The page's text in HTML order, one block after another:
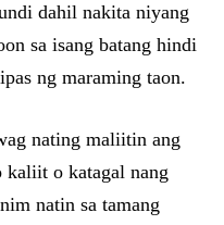
dahil nakita niyang
sa isang batang hindi
ng maraming taon.
nating maliitin ang
kaliit o katagal nang
natin sa tamang